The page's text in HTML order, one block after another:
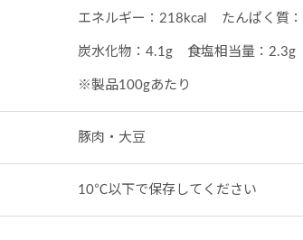
エネルギー：218kcal たんぱく質
炭水化物：4.1g 食塩相当量：2.3g
※製品100gあたり
豚肉・大豆
10℃以下で保存してください